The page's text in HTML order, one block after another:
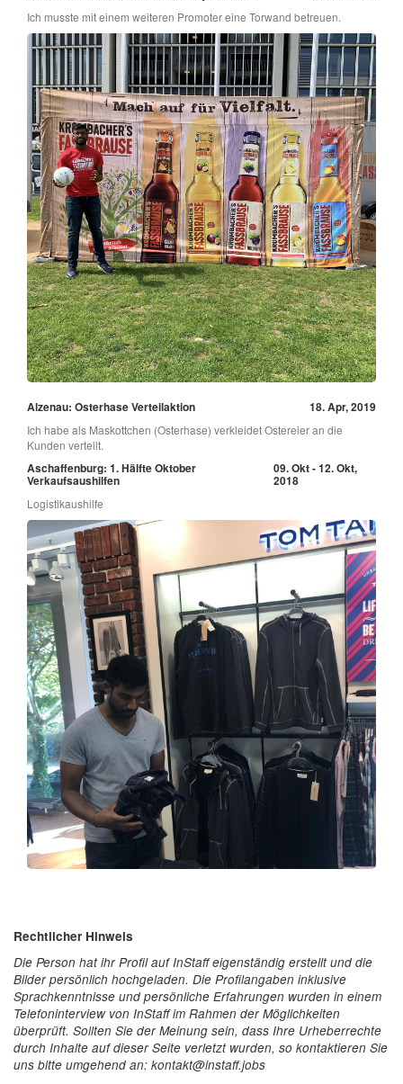
Ich musste mit einem weiteren Promoter eine Torwand betreuen.
Alzenau: Osterhase Verteilaktion 18. Apr, 2019
Ich habe als Maskottchen (Osterhase) verkleidet Ostereier an die
Kunden verteilt.
Aschaffenburg: 1. Hälfte Oktober
Verkaufsaushilfen
09. Okt - 12. Okt,
2018
Logistikaushilfe
Rechtlicher Hinweis
Die Person hat ihr Profil auf InStaff eigenständig erstellt und die
Bilder persönlich hochgeladen. Die Profilangaben inklusive
Sprachkenntnisse und persönliche Erfahrungen wurden in einem
Telefoninterview von InStaff im Rahmen der Möglichkeiten
überprüft. Sollten Sie der Meinung sein, dass Ihre Urheberrechte
durch Inhalte auf dieser Seite verletzt wurden, so kontaktieren Sie
uns bitte umgehend an: kontakt@instaff.jobs